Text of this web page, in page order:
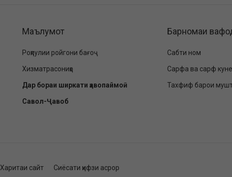
Маълумот
Роҳпулии ройгони бағоҷ
Хизматрасониҳо
Дар бораи ширкати ҳавопаймоӣ
Савол-Ҷавоб
Барномаи
Сабти ном
Сарфа ва сарф
Тахфиф барои
Харитаи сайт Сиёсати ҳифзи асрор